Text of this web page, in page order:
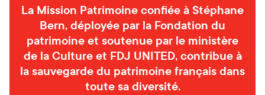
La Mission Patrimoine confiée à Stéphane
Bern, déployée par la Fondation du
patrimoine et soutenue par le ministère
de la Culture et FDJ UNITED, contribue à
la sauvegarde du patrimoine français dans
toute sa diversité.